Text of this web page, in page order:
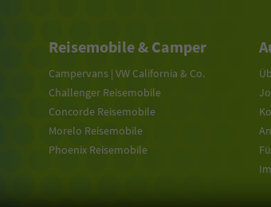
Reisemobile & Camper
Campervans | VW California & Co.
Challenger Reisemobile
Concorde Reisemobile
Morelo Reisemobile
Phoenix Reisemobile